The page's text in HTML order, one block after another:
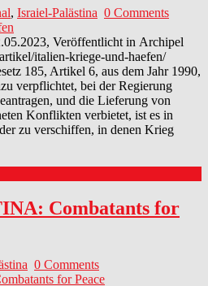
, Israiel-Palästina 0 Comments
Veröffentlicht in Archipel
italien-kriege-und-haefen/
185, Artikel 6, aus dem Jahr 1990,
verpflichtet, bei der Regierung
und die Lieferung von
Konflikten verbietet, ist es in
zu verschiffen, in denen Krieg
Combatants for
0 Comments